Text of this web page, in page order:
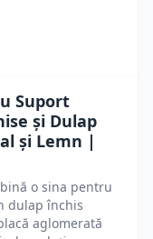
Suport
și Dulap
și Lemn |
o sina pentru
dulap închis
aglomerată